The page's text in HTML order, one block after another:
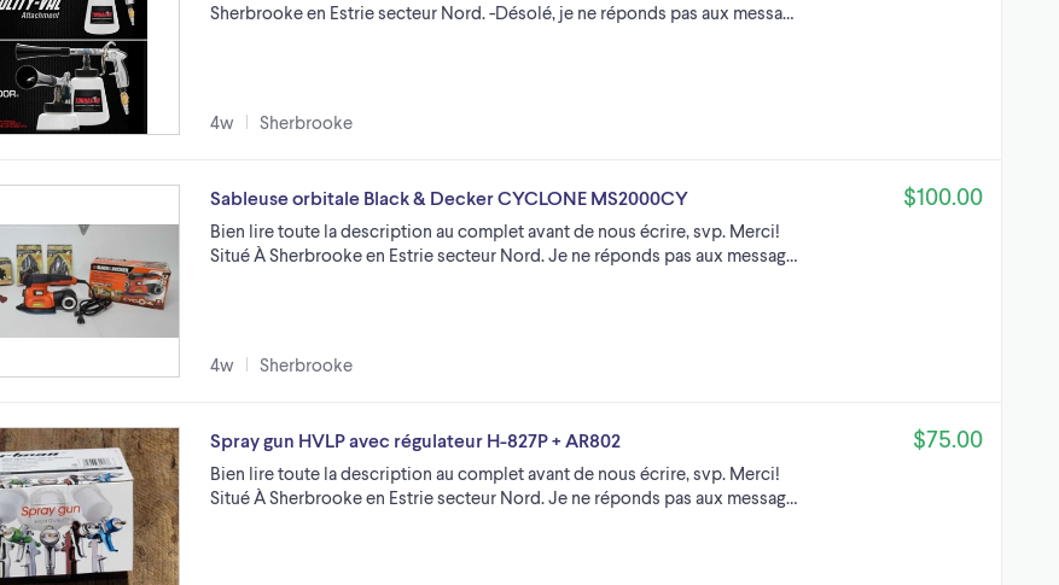
Sherbrooke en Estrie secteur Nord. -Désolé, je ne réponds pas aux messa…
4w Sherbrooke
Sableuse orbitale Black & Decker CYCLONE MS2000CY
Bien lire toute la description au complet avant de nous écrire, svp. Merci!
Situé À Sherbrooke en Estrie secteur Nord. Je ne réponds pas aux messag…
4w Sherbrooke
$100.00
Spray gun HVLP avec régulateur H-827P + AR802
Bien lire toute la description au complet avant de nous écrire, svp. Merci!
Situé À Sherbrooke en Estrie secteur Nord. Je ne réponds pas aux messag…
$75.00